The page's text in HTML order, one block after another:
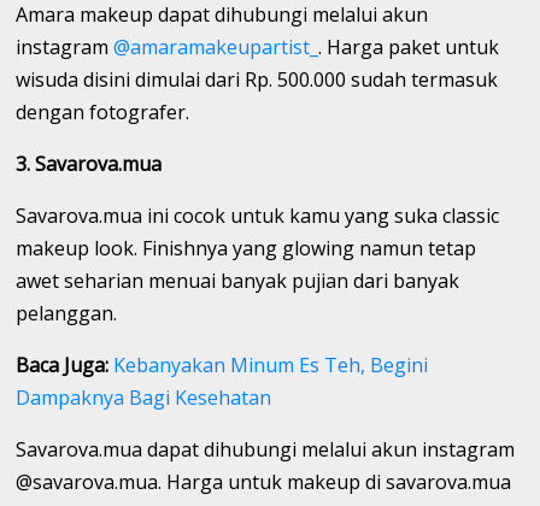
Amara makeup dapat dihubungi melalui akun
instagram@amaramakeupartist_. Harga paket untuk
wisuda disini dimulai dari Rp. 500.000 sudah termasuk
dengan fotografer.
3. Savarova.mua
Savarova.mua ini cocok untuk kamu yang suka classic
makeup look. Finishnya yang glowing namun tetap
awet seharian menuai banyak pujian dari banyak
pelanggan.
Baca Juga: Kebanyakan Minum Es Teh, Begini
Dampaknya Bagi Kesehatan
Savarova.mua dapat dihubungi melalui akun instagram
@savarova.mua. Harga untuk makeup di savarova.mua